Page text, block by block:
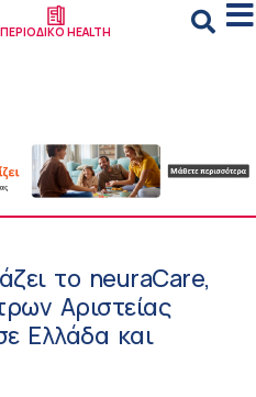
ΠΕΡΙΟΔΙΚΟ HEALTH
το neuraCare,
Αριστείας
Ελλάδα και